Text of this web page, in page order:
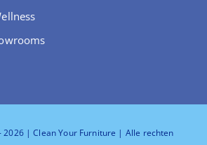
| Clean Your Furniture | Alle rechten